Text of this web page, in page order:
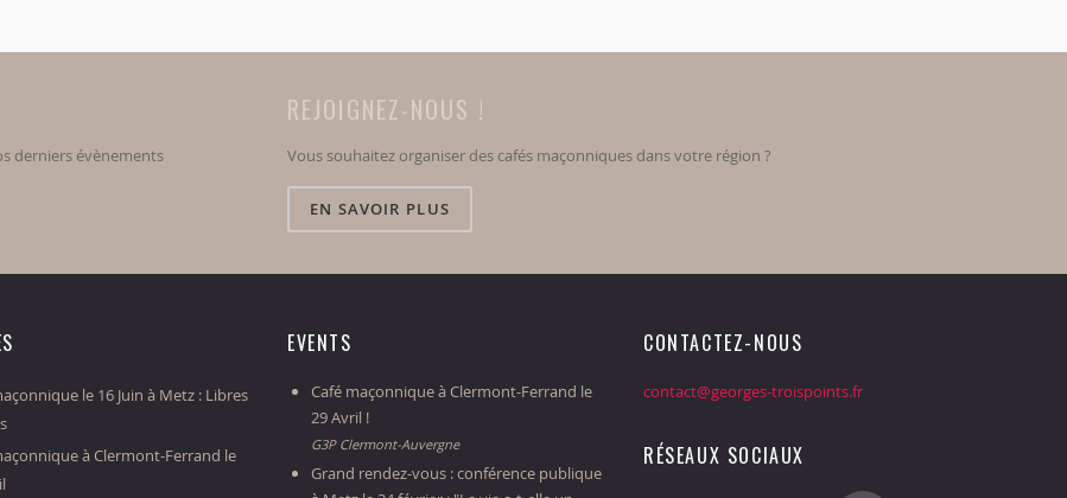
derniers évènements
REJOIGNEZ-NOUS !
Vous souhaitez organiser des cafés maçonniques dans votre région ?
EN SAVOIR PLUS
le 16 Juin à Metz : Libres
à Clermont-Ferrand le
EVENTS
Café maçonnique à Clermont-Ferrand le
29 Avril !
G3P Clermont-Auvergne
Grand rendez-vous : conférence publique
CONTACTEZ-NOUS
contact@georges-troispoints.fr
RÉSEAUX SOCIAUX